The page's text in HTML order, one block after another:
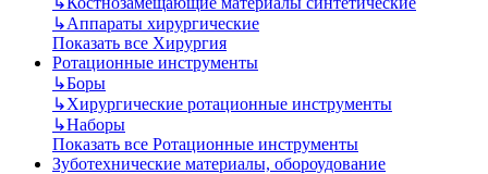
↳Аппараты хирургические
Показать все Хирургия
Ротационные инструменты
↳Боры
↳Хирургические ротационные инструменты
↳Наборы
Показать все Ротационные инструменты
Зуботехнические материалы, обороудование